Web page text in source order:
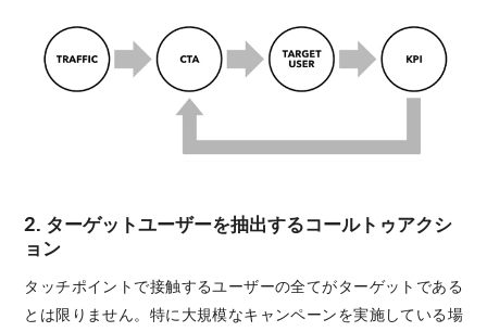
2. ターゲットユーザーを抽出するコールトゥアクシ
ョン
タッチポイントで接触するユーザーの全てがターゲットである
とは限りません。特に大規模なキャンペーンを実施している場